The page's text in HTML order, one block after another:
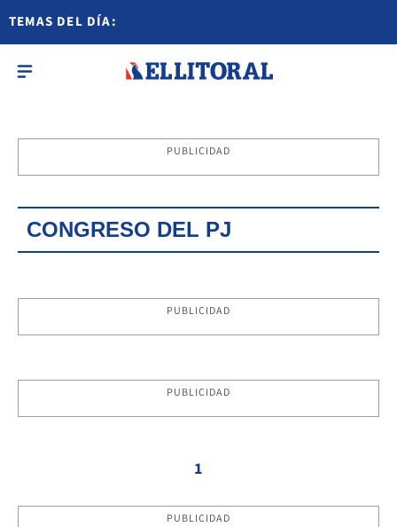
TEMAS DEL DÍA:
PUBLICIDAD
CONGRESO DEL PJ
PUBLICIDAD
PUBLICIDAD
1
PUBLICIDAD